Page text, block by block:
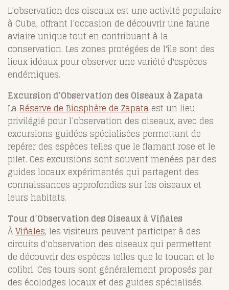
L’observation des oiseaux est une activité populaire
à Cuba, offrant l’occasion de découvrir une faune
aviaire unique tout en contribuant à la
conservation. Les zones protégées de l'île sont des
lieux idéaux pour observer une variété d'espèces
endémiques.
Excursion d’Observation des Oiseaux à Zapata
La Réserve de Biosphère de Zapata est un lieu
privilégié pour l’observation des oiseaux, avec des
excursions guidées spécialisées permettant de
repérer des espèces telles que le flamant rose et le
pilet. Ces excursions sont souvent menées par des
guides locaux expérimentés qui partagent des
connaissances approfondies sur les oiseaux et
leurs habitats.
Tour d’Observation des Oiseaux à Viñales
ÀViñales, les visiteurs peuvent participer à des
circuits d'observation des oiseaux qui permettent
de découvrir des espèces telles que le toucan et le
colibri. Ces tours sont généralement proposés par
des écolodges locaux et des guides spécialisés.